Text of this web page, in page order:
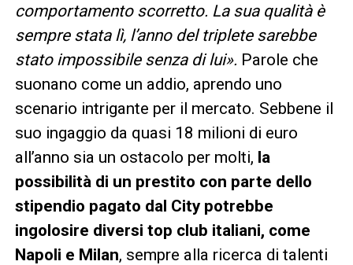
comportamento scorretto. La sua qualità è
sempre stata lì, l’anno del triplete sarebbe
stato impossibile senza di lui». Parole che
suonano come un addio, aprendo uno
scenario intrigante per il mercato. Sebbene il
suo ingaggio da quasi 18 milioni di euro
all’anno sia un ostacolo per molti, la
possibilità di un prestito con parte dello
stipendio pagato dal City potrebbe
ingolosire diversi top club italiani, come
Napoli e Milan, sempre alla ricerca di talenti